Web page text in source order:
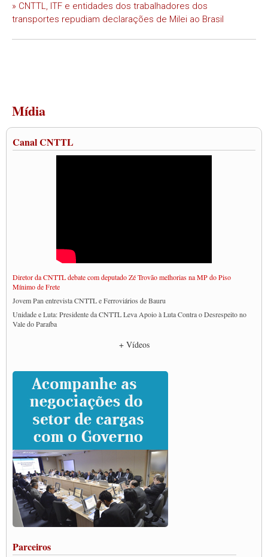
» CNTTL, ITF e entidades dos trabalhadores dos
transportes repudiam declarações de Milei ao Brasil
Mídia
Canal CNTTL
Diretor da CNTTL debate com deputado Zé Trovão melhorias na MP do Piso
Mínimo de Frete
Jovem Pan entrevista CNTTL e Ferroviários de Bauru
Unidade e Luta: Presidente da CNTTL Leva Apoio à Luta Contra o Desrespeito no
Vale do Paraíba
Caminhoneiros prometem paralisação e cobram diálogo com Lula
CNTTL e lideranças de caminhoneiros participam de debate sobre saúde nas
rodovias
Paulinho e Litti debatem política global para transporte rodoviário de cargas na
SUTCRA no Uruguai
Grande Conquista da Categoria transporte de Cargas e Caminhoneiros Autonomos
ENCONTRO INTERNACIONAL EM APOIO A CLASSE TRABALHADORA
DO BRASIL E A ELEIÇÃO 2022
Carta às Brasileiras e aos Brasileiros em Defesa do Estado Democrático de Direito
Paulinho, presidente da CNTTL, faz balanço do 3º Congresso da CNTTL
Caminhoneiros aprovam greve a partir do 1º de novembro
Rodoviários de Feira Santana fazem Assembleia para avaliar proposta de reajuste
salarial
Vacina Já: Lockdown de 24 horas dos trabalhadores em transportes está mantido,
+ Vídeos
Parceiros